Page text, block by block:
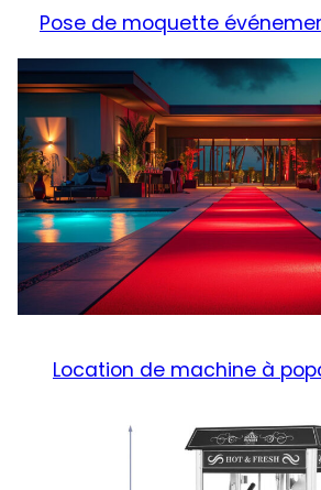
Pose de moquette
Location de machine à